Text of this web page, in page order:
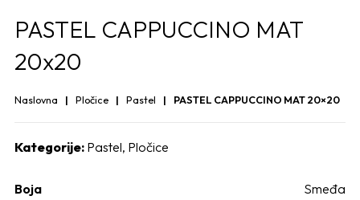
PASTEL CAPPUCCINO MAT
20x20
Naslovna Pločice Pastel PASTEL CAPPUCCINO MAT 20×20
Kategorije: Pastel, Pločice
Boja Smeđa